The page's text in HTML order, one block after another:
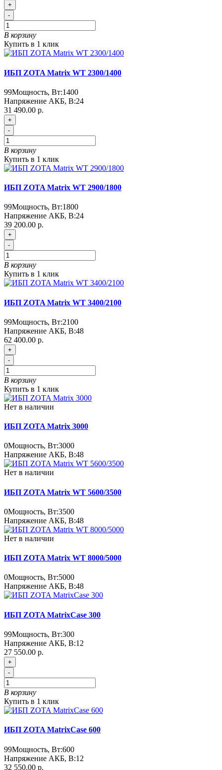
+
-
В корзину
Купить в 1 клик
ИБП ZOTA Matrix WT 2300/1400
99Мощность, Вт:1400
Напряжение АКБ, В:24
31 490.00 р.
+
-
В корзину
Купить в 1 клик
ИБП ZOTA Matrix WT 2900/1800
99Мощность, Вт:1800
Напряжение АКБ, В:24
39 200.00 р.
+
-
В корзину
Купить в 1 клик
ИБП ZOTA Matrix WT 3400/2100
99Мощность, Вт:2100
Напряжение АКБ, В:48
62 400.00 р.
+
-
В корзину
Купить в 1 клик
Нет в наличии
ИБП ZOTA Matrix 3000
0Мощность, Вт:3000
Напряжение АКБ, В:48
Нет в наличии
ИБП ZOTA Matrix WT 5600/3500
0Мощность, Вт:3500
Напряжение АКБ, В:48
Нет в наличии
ИБП ZOTA Matrix WT 8000/5000
0Мощность, Вт:5000
Напряжение АКБ, В:48
ИБП ZOTA MatrixCase 300
99Мощность, Вт:300
Напряжение АКБ, В:12
27 550.00 р.
+
-
В корзину
Купить в 1 клик
ИБП ZOTA MatrixCase 600
99Мощность, Вт:600
Напряжение АКБ, В:12
32 550.00 р.